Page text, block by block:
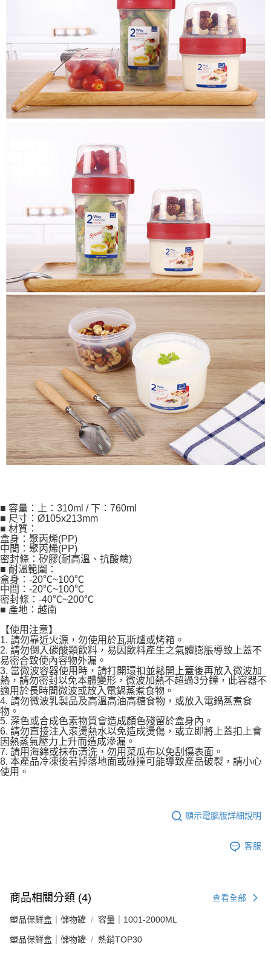
■ 容量：上：310ml / 下：760ml
■ 尺寸：Ø105x213mm
■ 材質：
盒身：聚丙烯(PP)
中間：聚丙烯(PP)
密封條：矽膠(耐高溫、抗酸鹼)
■ 耐溫範圍：
盒身：-20℃~100℃
中間：-20℃~100℃
密封條：-40℃~200℃
■ 產地：越南
【使用注意】
1. 請勿靠近火源，勿使用於瓦斯爐或烤箱。
2. 請勿倒入碳酸類飲料，易因飲料產生之氣體膨脹導致上蓋不
易密合致使內容物外漏。
3. 當微波容器使用時，請打開環扣並鬆開上蓋後再放入微波加
熱，請勿密封以免本體變形，微波加熱不超過3分鐘，此容器不
適用於長時間微波或放入電鍋蒸煮食物。
4. 請勿微波乳製品及高溫高油高糖食物，或放入電鍋蒸煮食
物。
5. 深色或合成色素物質會造成顏色殘留於盒身內。
6. 請勿直接注入滾燙熱水以免造成燙傷，或立即將上蓋扣上會
因熱蒸氣壓力上升而造成滲漏。
7. 請用海綿或抹布清洗，勿用菜瓜布以免刮傷表面。
8. 本產品冷凍後若掉落地面或碰撞可能導致產品破裂，請小心
使用。
顯示電腦版詳細說明
客服
商品相關分類 (4) 查看全部
塑品保鮮盒｜儲物罐 容量｜1001-2000ML
塑品保鮮盒｜儲物罐 熱銷TOP30